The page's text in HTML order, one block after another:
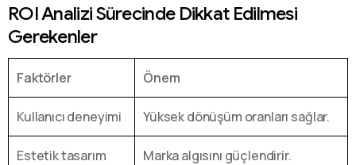
ROI Analizi Sürecinde Dikkat Edilmesi
Gerekenler
Faktörler Önem
Kullanıcı deneyimi Yüksek dönüşüm oranları sağlar.
Estetik tasarım Marka algısını güçlendirir.